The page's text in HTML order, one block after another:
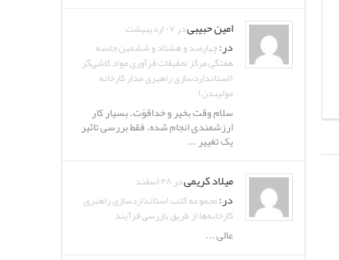
امین حبیبیدر ۰۷ اردیبهشت
در:چهارصد و هشتاد و ششمین جلسه
هفتگی مرکز تحقیقات فرآوری مواد کاشی‌گر
(استانداردسازی راهبری مدار کارخانه
مولیبدن)
سلام وقت بخیر و خداقوّت. بسیار کار
ارزشمندی انجام شده. فقط بررسی تاثیر
یک تغییر ...
میلاد کریمیدر ۲۸ اسفند
در:مجموعه کتب استانداردسازی راهبری
کارخانه‌ها از طریق بازرسی فرآیند
عالی ...